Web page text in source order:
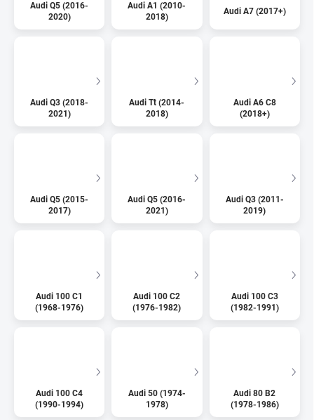
Audi Q5 (2016-
2020)
Audi A1 (2010-
2018)
Audi A7 (2017+)
Audi Q3 (2018-
2021)
Audi Tt (2014-
2018)
Audi A6 C8
(2018+)
Audi Q5 (2015-
2017)
Audi Q5 (2016-
2021)
Audi Q3 (2011-
2019)
Audi 100 C1
(1968-1976)
Audi 100 C2
(1976-1982)
Audi 100 C3
(1982-1991)
Audi 100 C4
(1990-1994)
Audi 50 (1974-
1978)
Audi 80 B2
(1978-1986)